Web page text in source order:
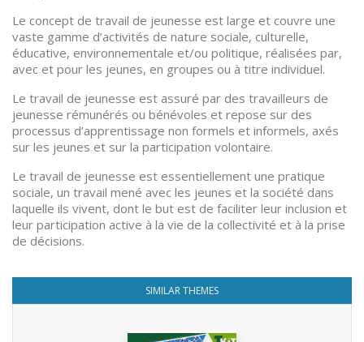
Le concept de travail de jeunesse est large et couvre une
vaste gamme d’activités de nature sociale, culturelle,
éducative, environnementale et/ou politique, réalisées par,
avec et pour les jeunes, en groupes ou à titre individuel.
Le travail de jeunesse est assuré par des travailleurs de
jeunesse rémunérés ou bénévoles et repose sur des
processus d’apprentissage non formels et informels, axés
sur les jeunes et sur la participation volontaire.
Le travail de jeunesse est essentiellement une pratique
sociale, un travail mené avec les jeunes et la société dans
laquelle ils vivent, dont le but est de faciliter leur inclusion et
leur participation active à la vie de la collectivité et à la prise
de décisions.
SIMILAR THEMES